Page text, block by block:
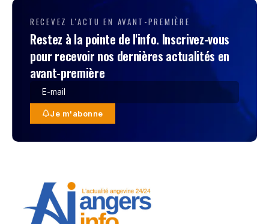
RECEVEZ L'ACTU EN AVANT-PREMIÈRE
Restez à la pointe de l'info. Inscrivez-vous
pour recevoir nos dernières actualités en
avant-première
Je m'abonne